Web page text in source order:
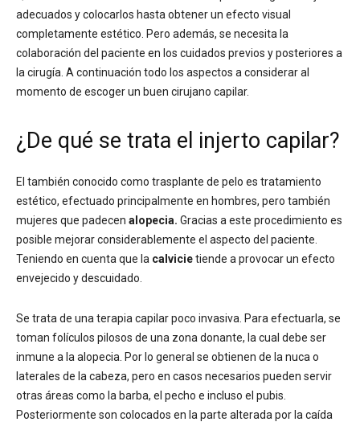
adecuados y colocarlos hasta obtener un efecto visual
completamente estético. Pero además, se necesita la
colaboración del paciente en los cuidados previos y posteriores a
la cirugía. A continuación todo los aspectos a considerar al
momento de escoger un buen cirujano capilar.
¿De qué se trata el injerto capilar?
El también conocido como trasplante de pelo es tratamiento
estético, efectuado principalmente en hombres, pero también
mujeres que padecen alopecia. Gracias a este procedimiento es
posible mejorar considerablemente el aspecto del paciente.
Teniendo en cuenta que la calvicietiende a provocar un efecto
envejecido y descuidado.
Se trata de una terapia capilar poco invasiva. Para efectuarla, se
toman folículos pilosos de una zona donante, la cual debe ser
inmune a la alopecia. Por lo general se obtienen de la nuca o
laterales de la cabeza, pero en casos necesarios pueden servir
otras áreas como la barba, el pecho e incluso el pubis.
Posteriormente son colocados en la parte alterada por la caída